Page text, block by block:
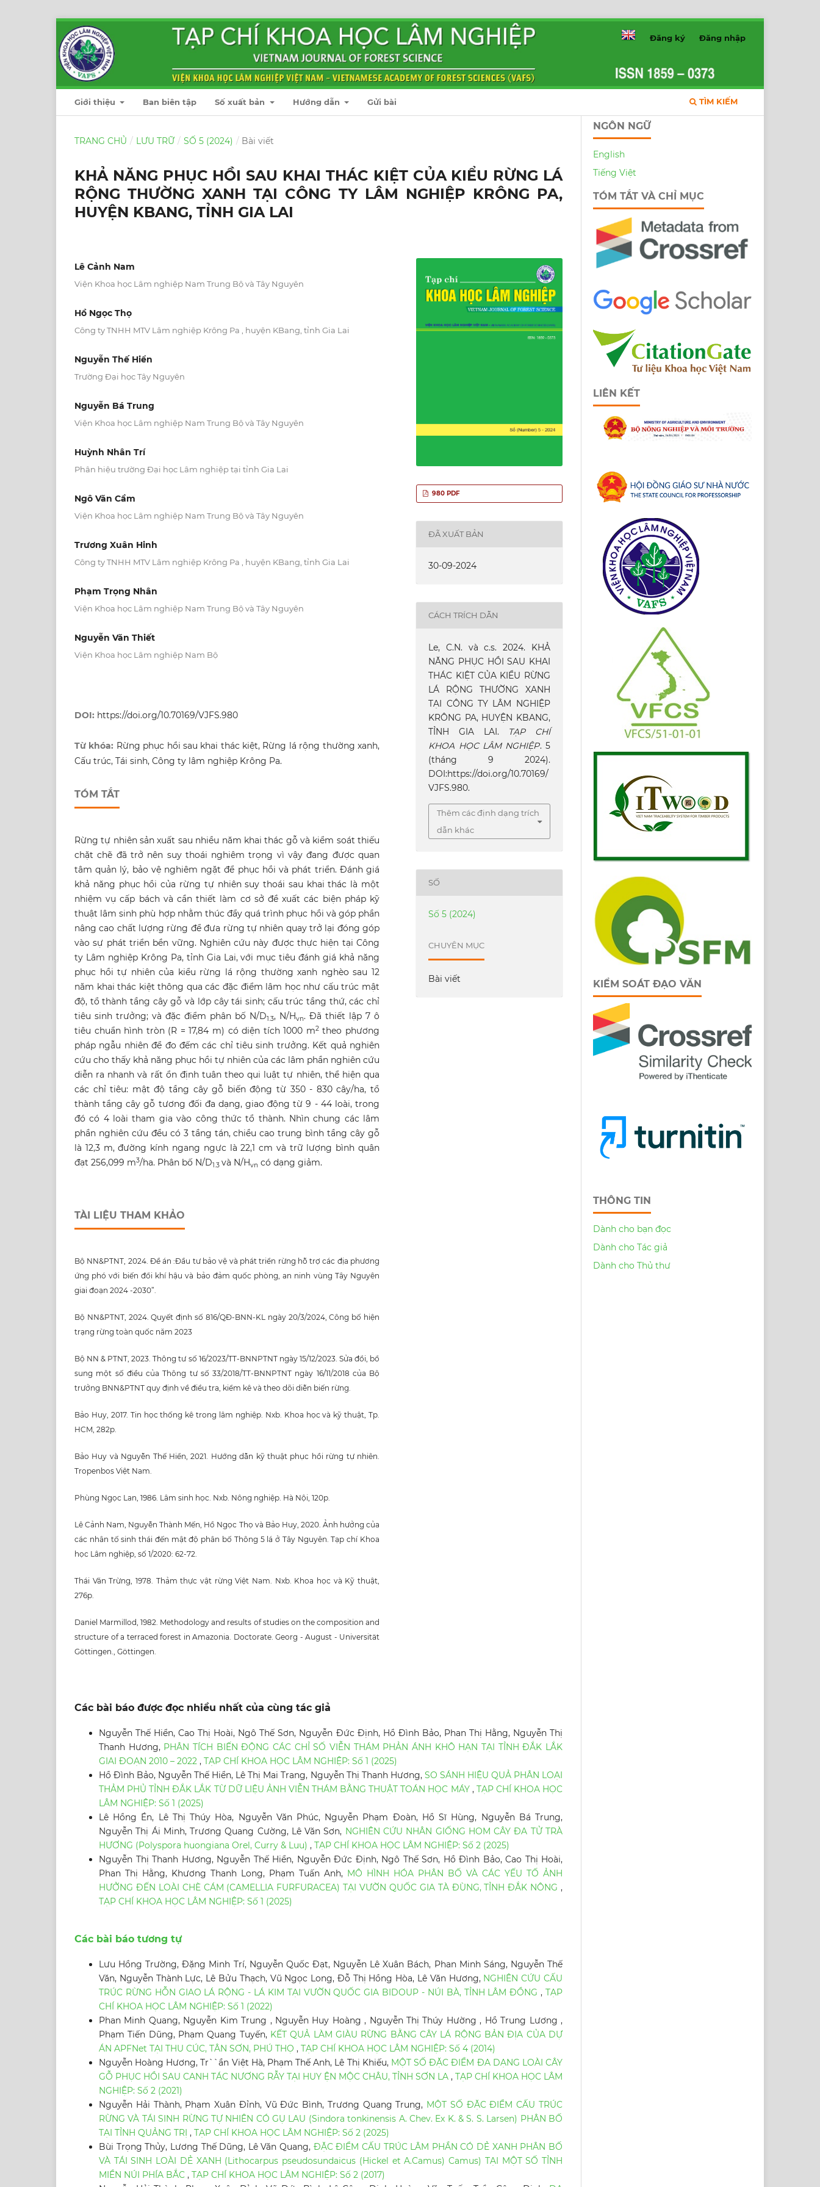
Giới thiệu Ban biên tập Số xuất bản Hướng dẫn Gửi bài TÌM KIẾM
Đăng ký Đăng nhập
TRANG CHỦ / LƯU TRỮ / SỐ 5 (2024) / Bài viết
KHẢ NĂNG PHỤC HỒI SAU KHAI THÁC KIỆT CỦA KIỂU RỪNG LÁ
RỘNG THƯỜNG XANH TẠI CÔNG TY LÂM NGHIỆP KRÔNG PA,
HUYỆN KBANG, TỈNH GIA LAI
Lê Cảnh Nam
Viện Khoa học Lâm nghiệp Nam Trung Bộ và Tây Nguyên
Hồ Ngọc Thọ
Công ty TNHH MTV Lâm nghiệp Krông Pa , huyện KBang, tỉnh Gia Lai
Nguyễn Thế Hiển
Trường Đại học Tây Nguyên
Nguyễn Bá Trung
Viện Khoa học Lâm nghiệp Nam Trung Bộ và Tây Nguyên
Huỳnh Nhân Trí
Phân hiệu trường Đại học Lâm nghiệp tại tỉnh Gia Lai
Ngô Văn Cầm
Viện Khoa học Lâm nghiệp Nam Trung Bộ và Tây Nguyên
Trương Xuân Hinh
Công ty TNHH MTV Lâm nghiệp Krông Pa , huyện KBang, tỉnh Gia Lai
Phạm Trọng Nhân
Viện Khoa học Lâm nghiệp Nam Trung Bộ và Tây Nguyên
Nguyễn Văn Thiết
Viện Khoa học Lâm nghiệp Nam Bộ
DOI: https://doi.org/10.70169/VJFS.980
Từ khóa: Rừng phục hồi sau khai thác kiệt, Rừng lá rộng thường xanh,
Cấu trúc, Tái sinh, Công ty lâm nghiệp Krông Pa.
TÓM TẮT
Rừng tự nhiên sản xuất sau nhiều năm khai thác gỗ và kiểm soát thiếu
chặt chẽ đã trở nên suy thoái nghiêm trọng vì vậy đang được quan
tâm quản lý, bảo vệ nghiêm ngặt để phục hồi và phát triển. Đánh giá
khả năng phục hồi của rừng tự nhiên suy thoái sau khai thác là một
nhiệm vụ cấp bách và cần thiết làm cơ sở đề xuất các biện pháp kỹ
thuật lâm sinh phù hợp nhằm thúc đẩy quá trình phục hồi và góp phần
nâng cao chất lượng rừng để đưa rừng tự nhiên quay trở lại đóng góp
vào sự phát triển bền vững. Nghiên cứu này được thực hiện tại Công
ty Lâm nghiệp Krông Pa, tỉnh Gia Lai, với mục tiêu đánh giá khả năng
phục hồi tự nhiên của kiểu rừng lá rộng thường xanh nghèo sau 12
năm khai thác kiệt thông qua các đặc điểm lâm học như cấu trúc mật
độ, tổ thành tầng cây gỗ và lớp cây tái sinh; cấu trúc tầng thứ, các chỉ
tiêu sinh trưởng; và đặc điểm phân bố N/D1.3, N/Hvn. Đã thiết lập 7 ô
tiêu chuẩn hình tròn (R = 17,84 m) có diện tích 1000 m2theo phương
pháp ngẫu nhiên để đo đếm các chỉ tiêu sinh trưởng. Kết quả nghiên
cứu cho thấy khả năng phục hồi tự nhiên của các lâm phần nghiên cứu
diễn ra nhanh và rất ổn định tuân theo qui luật tự nhiên, thể hiện qua
các chỉ tiêu: mật độ tầng cây gỗ biến động từ 350 - 830 cây/ha, tổ
thành tầng cây gỗ tương đối đa dạng, giao động từ 9 - 44 loài, trong
đó có 4 loài tham gia vào công thức tổ thành. Nhìn chung các lâm
phần nghiên cứu đều có 3 tầng tán, chiều cao trung bình tầng cây gỗ
là 12,3 m, đường kính ngang ngực là 22,1 cm và trữ lượng bình quân
đạt 256,099 m3/ha. Phân bố N/D1.3 và N/Hvn có dạng giảm.
TÀI LIỆU THAM KHẢO
Bộ NN&PTNT, 2024. Đề án :Đầu tư bảo vệ và phát triển rừng hỗ trợ các địa phương
ứng phó với biến đổi khí hậu và bảo đảm quốc phòng, an ninh vùng Tây Nguyên
giai đoạn 2024 -2030”.
Bộ NN&PTNT, 2024. Quyết định số 816/QĐ-BNN-KL ngày 20/3/2024, Công bố hiện
trạng rừng toàn quốc năm 2023
Bộ NN & PTNT, 2023. Thông tư số 16/2023/TT-BNNPTNT ngày 15/12/2023. Sửa đổi, bổ
sung một số điều của Thông tư số 33/2018/TT-BNNPTNT ngày 16/11/2018 của Bộ
trưởng BNN&PTNT quy định về điều tra, kiểm kê và theo dõi diễn biến rừng.
Bảo Huy, 2017. Tin học thống kê trong lâm nghiệp. Nxb. Khoa học và kỹ thuật, Tp.
HCM, 282p.
Bảo Huy và Nguyễn Thế Hiển, 2021. Hướng dẫn kỹ thuật phục hồi rừng tự nhiên.
Tropenbos Việt Nam.
Phùng Ngọc Lan, 1986. Lâm sinh học. Nxb. Nông nghiệp. Hà Nội, 120p.
Lê Cảnh Nam, Nguyễn Thành Mến, Hồ Ngọc Thọ và Bảo Huy, 2020. Ảnh hưởng của
các nhân tố sinh thái đến mật độ phân bố Thông 5 lá ở Tây Nguyên. Tạp chí Khoa
học Lâm nghiệp, số 1/2020: 62-72.
Thái Văn Trừng, 1978. Thảm thực vật rừng Việt Nam. Nxb. Khoa học và Kỹ thuật,
276p.
Daniel Marmillod, 1982. Methodology and results of studies on the composition and
structure of a terraced forest in Amazonia. Doctorate. Georg - August - Universität
Göttingen., Göttingen.
980 PDF
ĐÃ XUẤT BẢN
30-09-2024
CÁCH TRÍCH DẪN
Le, C.N. và c.s. 2024. KHẢ
NĂNG PHỤC HỒI SAU KHAI
THÁC KIỆT CỦA KIỂU RỪNG
LÁ RỘNG THƯỜNG XANH
TẠI CÔNG TY LÂM NGHIỆP
KRÔNG PA, HUYỆN KBANG,
TỈNH GIA LAI. TẠP CHÍ
KHOA HỌC LÂM NGHIỆP. 5
(tháng 9 2024).
DOI:https://doi.org/10.70169/
VJFS.980.
Thêm các định dạng trích
dẫn khác
SỐ
Số 5 (2024)
CHUYÊN MỤC
Bài viết
Các bài báo được đọc nhiều nhất của cùng tác giả
Nguyễn Thế Hiển, Cao Thị Hoài, Ngô Thế Sơn, Nguyễn Đức Định, Hồ Đình Bảo, Phan Thị Hằng, Nguyễn Thị
Thanh Hương, PHÂN TÍCH BIẾN ĐỘNG CÁC CHỈ SỐ VIỄN THÁM PHẢN ÁNH KHÔ HẠN TẠI TỈNH ĐẮK LẮK
GIAI ĐOẠN 2010 – 2022 , TẠP CHÍ KHOA HỌC LÂM NGHIỆP: Số 1 (2025)
Hồ Đình Bảo, Nguyễn Thế Hiển, Lê Thị Mai Trang, Nguyễn Thị Thanh Hương, SO SÁNH HIỆU QUẢ PHÂN LOẠI
THẢM PHỦ TỈNH ĐẮK LẮK TỪ DỮ LIỆU ẢNH VIỄN THÁM BẰNG THUẬT TOÁN HỌC MÁY , TẠP CHÍ KHOA HỌC
LÂM NGHIỆP: Số 1 (2025)
Lê Hồng Én, Lê Thị Thúy Hòa, Nguyễn Văn Phúc, Nguyễn Phạm Đoàn, Hồ Sĩ Hùng, Nguyễn Bá Trung,
Nguyễn Thị Ái Minh, Trương Quang Cường, Lê Văn Sơn, NGHIÊN CỨU NHÂN GIỐNG HOM CÂY ĐA TỬ TRÀ
HƯƠNG (Polyspora huongiana Orel, Curry & Luu) , TẠP CHÍ KHOA HỌC LÂM NGHIỆP: Số 2 (2025)
Nguyễn Thị Thanh Hương, Nguyễn Thế Hiển, Nguyễn Đức Định, Ngô Thế Sơn, Hồ Đình Bảo, Cao Thị Hoài,
Phan Thị Hằng, Khương Thanh Long, Phạm Tuấn Anh, MÔ HÌNH HÓA PHÂN BỐ VÀ CÁC YẾU TỐ ẢNH
HƯỞNG ĐẾN LOÀI CHÈ CÁM (CAMELLIA FURFURACEA) TẠI VƯỜN QUỐC GIA TÀ ĐÙNG, TỈNH ĐẮK NÔNG ,
TẠP CHÍ KHOA HỌC LÂM NGHIỆP: Số 1 (2025)
Các bài báo tương tự
Lưu Hồng Trường, Đặng Minh Trí, Nguyễn Quốc Đạt, Nguyễn Lê Xuân Bách, Phan Minh Sáng, Nguyễn Thế
Văn, Nguyễn Thành Lực, Lê Bửu Thạch, Vũ Ngọc Long, Đỗ Thị Hồng Hòa, Lê Văn Hương, NGHIÊN CỨU CẤU
TRÚC RỪNG HỖN GIAO LÁ RỘNG - LÁ KIM TẠI VƯỜN QUỐC GIA BIDOUP - NÚI BÀ, TỈNH LÂM ĐỒNG,TẠP
CHÍ KHOA HỌC LÂM NGHIỆP: Số 1 (2022)
Phan Minh Quang, Nguyễn Kim Trung , Nguyễn Huy Hoàng , Nguyễn Thị Thúy Hường , Hồ Trung Lương ,
Phạm Tiến Dũng, Phạm Quang Tuyến, KẾT QUẢ LÀM GIÀU RỪNG BẰNG CÂY LÁ RỘNG BẢN ĐỊA CỦA DỰ
ÁN APFNet TẠI THU CÚC, TÂN SƠN, PHÚ THỌ , TẠP CHÍ KHOA HỌC LÂM NGHIỆP: Số 4 (2014)
Nguyễn Hoàng Hương, Tr``ần Việt Hà, Phạm Thế Anh, Lê Thị Khiếu, MỘT SỐ ĐẶC ĐIỂM ĐA DẠNG LOÀI CÂY
GỖ PHỤC HỒI SAU CANH TÁC NƯƠNG RẪY TẠI HUY ỆN MỘC CHÂU, TỈNH SƠN LA , TẠP CHÍ KHOA HỌC LÂM
NGHIỆP: Số 2 (2021)
Nguyễn Hải Thành, Phạm Xuân Đỉnh, Vũ Đức Bình, Trương Quang Trung, MỘT SỐ ĐẶC ĐIỂM CẤU TRÚC
RỪNG VÀ TÁI SINH RỪNG TỰ NHIÊN CÓ GỤ LAU (Sindora tonkinensis A. Chev. Ex K. & S. S. Larsen) PHÂN BỐ
TẠI TỈNH QUẢNG TRỊ , TẠP CHÍ KHOA HỌC LÂM NGHIỆP: Số 2 (2025)
Bùi Trọng Thủy, Lương Thế Dũng, Lê Văn Quang, ĐẶC ĐIỂM CẤU TRÚC LÂM PHẦN CÓ DẺ XANH PHÂN BỐ
VÀ TÁI SINH LOÀI DẺ XANH (Lithocarpus pseudosundaicus (Hickel et A.Camus) Camus) TẠI MỘT SỐ TỈNH
MIỀN NÚI PHÍA BẮC , TẠP CHÍ KHOA HỌC LÂM NGHIỆP: Số 2 (2017)
NGÔN NGỮ
English
Tiếng Việt
TÓM TẮT VÀ CHỈ MỤC
LIÊN KẾT
KIỂM SOÁT ĐẠO VĂN
THÔNG TIN
Dành cho bạn đọc
Dành cho Tác giả
Dành cho Thủ thư